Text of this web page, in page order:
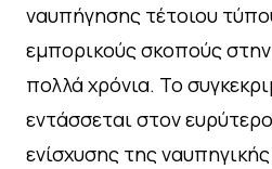
ναυπήγησης τέτοιου
εμπορικούς σκοπούς
πολλά χρόνια. Το
εντάσσεται στον
ενίσχυσης της